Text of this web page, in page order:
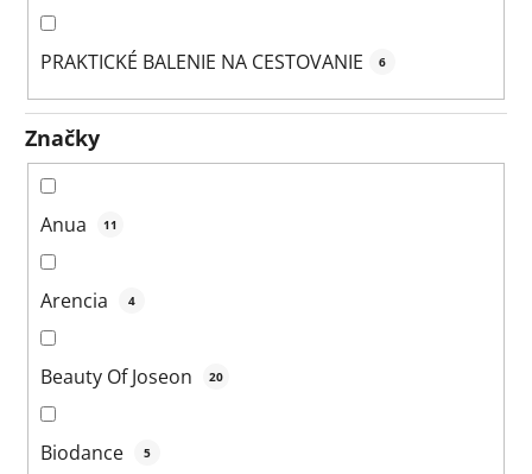
PRAKTICKÉ BALENIE NA CESTOVANIE 6
Značky
Anua 11
Arencia 4
Beauty Of Joseon 20
Biodance 5